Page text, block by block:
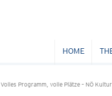
HOME
Volles Programm, volle Plätze – NÖ